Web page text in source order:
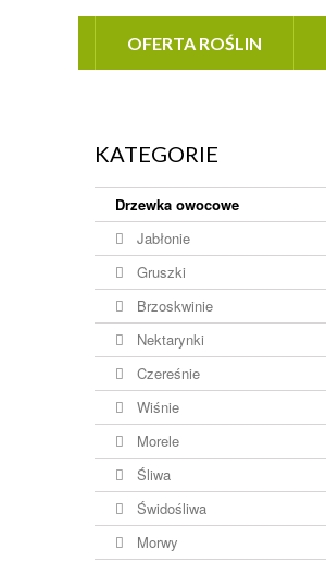
OFERTA ROŚLIN
KATEGORIE
Drzewka owocowe
Jabłonie
Gruszki
Brzoskwinie
Nektarynki
Czereśnie
Wiśnie
Morele
Śliwa
Świdośliwa
Morwy